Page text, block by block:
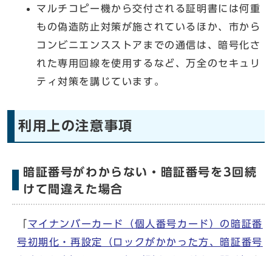
マルチコピー機から交付される証明書には何重
もの偽造防止対策が施されているほか、市から
コンビニエンスストアまでの通信は、暗号化さ
れた専用回線を使用するなど、万全のセキュリ
ティ対策を講じています。
利用上の注意事項
暗証番号がわからない・暗証番号を3回続
けて間違えた場合
マイナンバーカード（個人番号カード）の暗証番
号初期化・再設定（ロックがかかった方、暗証番号